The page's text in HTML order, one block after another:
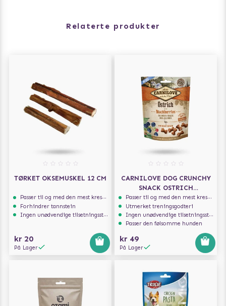
Relaterte produkter
TØRKET OKSEMUSKEL 12 CM
Passer til og med den mest kresne hunden
Forhindrer tannstein
Ingen unødvendige tilsetningsstoffer
kr 20
På Lager
CARNILOVE DOG CRUNCHY
SNACK OSTRICH
BLACKBERRIES 200G
Passer til og med den mest kresne hunden
Utmerket treningsgodteri
Ingen unødvendige tilsetningsstoffer
Passer den følsomme hunden
kr 49
På Lager